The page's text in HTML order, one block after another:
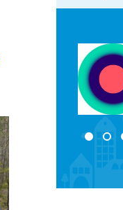
Bekijk de pagina